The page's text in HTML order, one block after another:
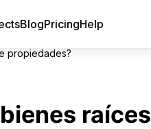
BlogPricingHelp
propiedades?